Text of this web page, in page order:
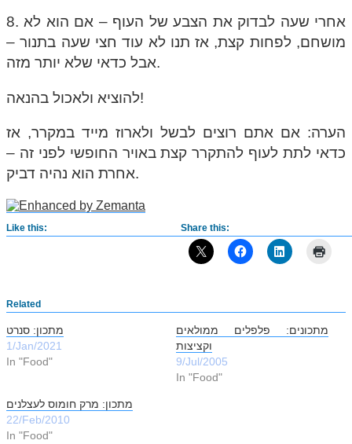
8. אחרי שעה לבדוק את הצבע של העוף – אם הוא לא
מושחם, לפחות קצת, אז תנו לא עוד חצי שעה בתנור –
אבל כדאי שלא יותר מזה.
להוציא ולאכול בהנאה!
הערה: אם אתם רוצים לבשל ולארוז מייד במקרר, אז
כדאי לתת לעוף להתקרר קצת באויר החופשי לפני זה –
אחרת הוא נהיה דביק.
Share this:
Like this:
Related
מתכון: סנרט
1/Jan/2021
In "Food"
מתכונים: פלפלים ממולאים
וקציצות
9/Jul/2005
In "Food"
מתכון: מרק חומוס לעצלנים
22/Feb/2010
In "Food"